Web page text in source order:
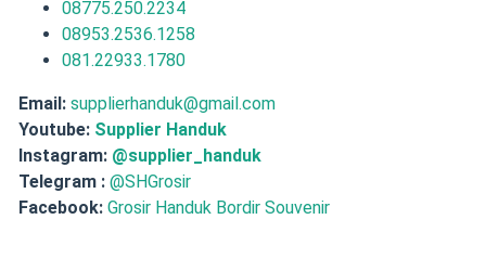
08775.250.2234
08953.2536.1258
081.22933.1780
Email: supplierhanduk@gmail.com
Youtube: Supplier Handuk
Instagram: @supplier_handuk
Telegram : @SHGrosir
Facebook: Grosir Handuk Bordir Souvenir